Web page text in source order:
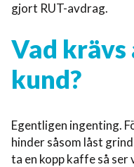
gjort RUT-avdrag.
Vad krävs
kund?
Egentligen ingenting.
hinder såsom låst
ta en kopp kaffe så